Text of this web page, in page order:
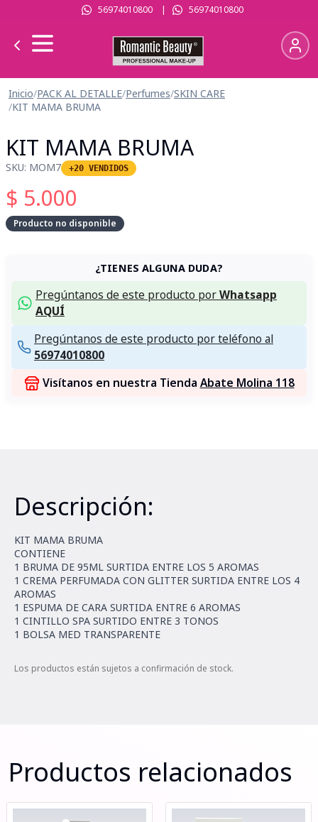
56974010800| 56974010800
Inicio/PACK AL DETALLE/Perfumes/SKIN CARE
/KIT MAMA BRUMA
KIT MAMA BRUMA
SKU: MOM7 +20 VENDIDOS
$ 5.000
Producto no disponible
¿TIENES ALGUNA DUDA?
Pregúntanos de este producto porWhatsapp
AQUÍ
Pregúntanos de este producto por teléfono al
56974010800
Visítanos en nuestra Tienda Abate Molina 118
Descripción:
KIT MAMA BRUMA
CONTIENE
1 BRUMA DE 95ML SURTIDA ENTRE LOS 5 AROMAS
1 CREMA PERFUMADA CON GLITTER SURTIDA ENTRE LOS 4
AROMAS
1 ESPUMA DE CARA SURTIDA ENTRE 6 AROMAS
1 CINTILLO SPA SURTIDO ENTRE 3 TONOS
1 BOLSA MED TRANSPARENTE
Los productos están sujetos a confirmación de stock.
Productos relacionados